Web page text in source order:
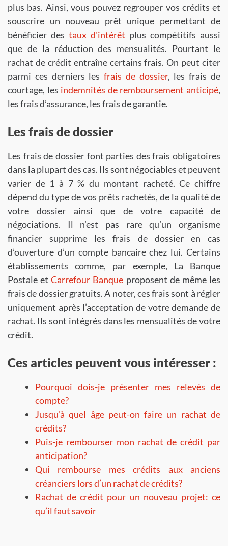
plus bas. Ainsi, vous pouvez regrouper vos crédits et
souscrire un nouveau prêt unique permettant de
bénéficier des taux d'intérêt plus compétitifs aussi
que de la réduction des mensualités. Pourtant le
rachat de crédit entraîne certains frais. On peut citer
parmi ces derniers lesfrais de dossier, les frais de
courtage, les indemnités de remboursement anticipé,
les frais d’assurance, les frais de garantie.
Les frais de dossier
Les frais de dossier font parties des frais obligatoires
dans la plupart des cas. Ils sont négociables et peuvent
varier de 1 à 7 % du montant racheté. Ce chiffre
dépend du type de vos prêts rachetés, de la qualité de
votre dossier ainsi que de votre capacité de
négociations. Il n’est pas rare qu’un organisme
financier supprime les frais de dossier en cas
d’ouverture d’un compte bancaire chez lui. Certains
établissements comme, par exemple, La Banque
Postale etCarrefour Banque proposent de même les
frais de dossier gratuits. A noter, ces frais sont à régler
uniquement après l’acceptation de votre demande de
rachat. Ils sont intégrés dans les mensualités de votre
crédit.
Ces articles peuvent vous intéresser :
Pourquoi dois-je présenter mes relevés de
compte?
Jusqu’à quel âge peut-on faire un rachat de
crédits?
Puis-je rembourser mon rachat de crédit par
anticipation?
Qui rembourse mes crédits aux anciens
créanciers lors d’un rachat de crédits?
Rachat de crédit pour un nouveau projet: ce
qu’il faut savoir